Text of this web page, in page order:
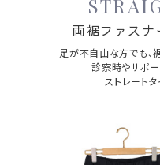
両裾ファスナ
足が不自由な方でも、
診察時やサポ
ストレート